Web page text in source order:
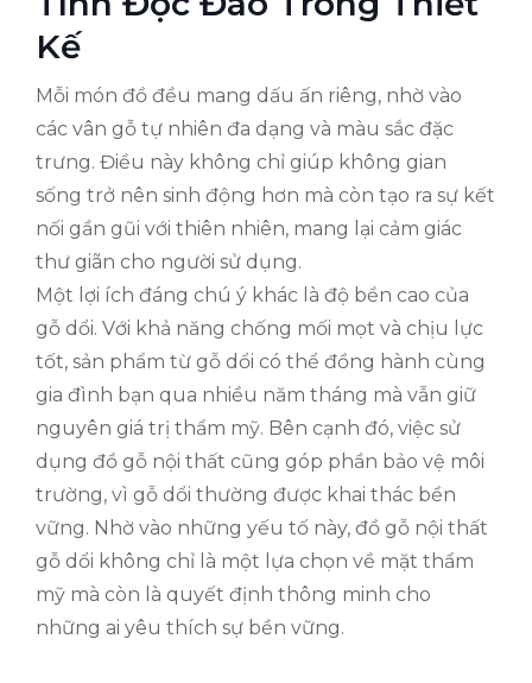
Kế
Mỗi món đồ đều mang dấu ấn riêng, nhờ vào
các vân gỗ tự nhiên đa dạng và màu sắc đặc
trưng. Điều này không chỉ giúp không gian
sống trở nên sinh động hơn mà còn tạo ra sự kết
nối gần gũi với thiên nhiên, mang lại cảm giác
thư giãn cho người sử dụng.
Một lợi ích đáng chú ý khác là độ bền cao của
gỗ dổi. Với khả năng chống mối mọt và chịu lực
tốt, sản phẩm từ gỗ dổi có thể đồng hành cùng
gia đình bạn qua nhiều năm tháng mà vẫn giữ
nguyên giá trị thẩm mỹ. Bên cạnh đó, việc sử
dụng đồ gỗ nội thất cũng góp phần bảo vệ môi
trường, vì gỗ dổi thường được khai thác bền
vững. Nhờ vào những yếu tố này, đồ gỗ nội thất
gỗ dổi không chỉ là một lựa chọn về mặt thẩm
mỹ mà còn là quyết định thông minh cho
những ai yêu thích sự bền vững.